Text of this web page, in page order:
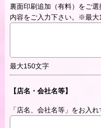
裏面印刷追加（有料）をご
内容をご入力下さい。※最大
最大150文字
【店名・会社名等】
「店名、会社名等」をお入